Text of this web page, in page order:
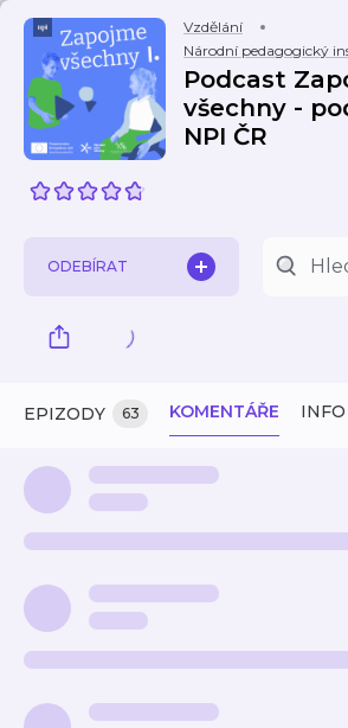
Vzdělání
Národní pedagogický
Podcast
všechny -
NPI ČR
ODEBÍRAT
EPIZODY 63 KOMENTÁŘE INFO